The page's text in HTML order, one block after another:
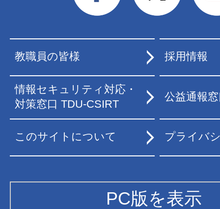
教職員の皆様 採用情報
情報セキュリティ対応・
対策窓口 TDU-CSIRT
公益通報
このサイトについて プライバ
PC版を表示